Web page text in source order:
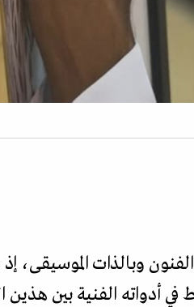
وبالذات الموسيقى،
الفنية بين هذين